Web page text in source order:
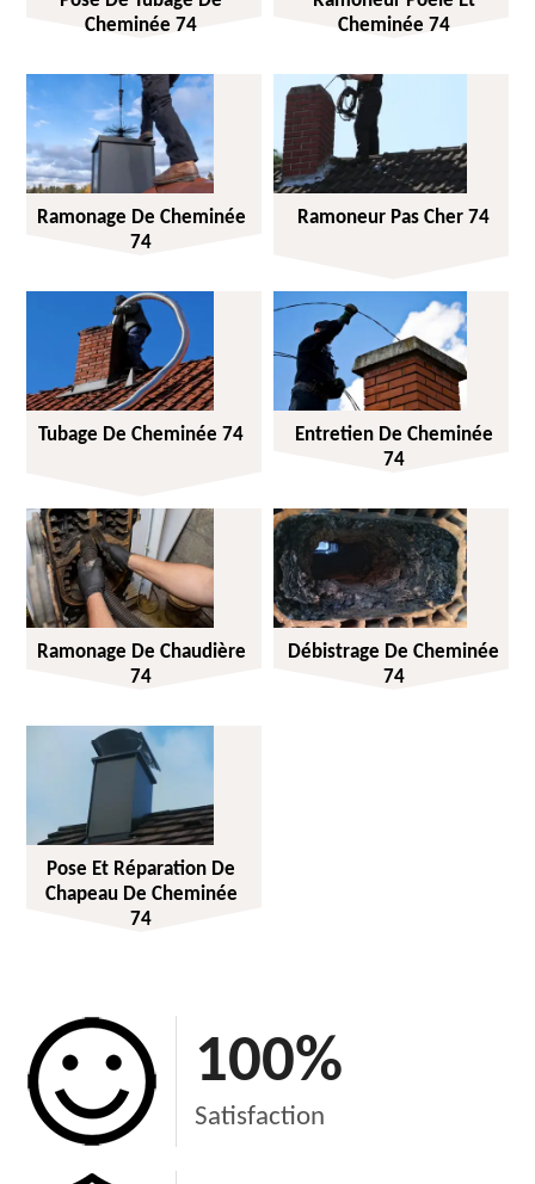
Cheminée 74
Cheminée 74
Ramonage De Cheminée
74
Ramoneur Pas Cher 74
Tubage De Cheminée 74
Entretien De Cheminée
74
Ramonage De Chaudière
74
Débistrage De Cheminée
74
Pose Et Réparation De
Chapeau De Cheminée
74
100%
Satisfaction